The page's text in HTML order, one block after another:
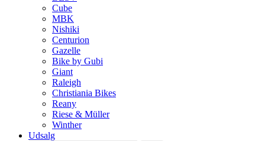
Cube
MBK
Nishiki
Centurion
Gazelle
Bike by Gubi
Giant
Raleigh
Christiania Bikes
Reany
Riese & Müller
Winther
Udsalg